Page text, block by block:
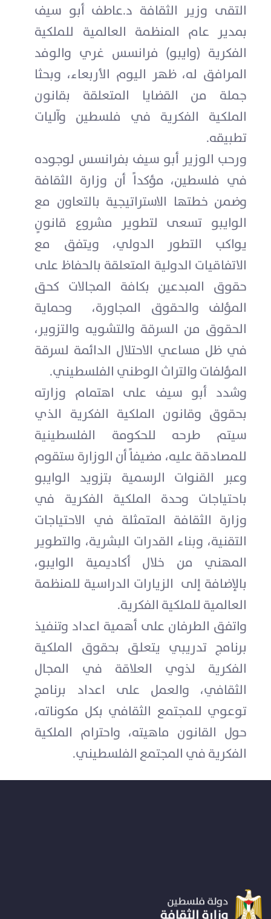
التقى وزير الثقافة د.عاطف أبو سيف
بمدير عام المنظمة العالمية للملكية
الفكرية (وايبو) فرانسس غري والوفد
المرافق له، ظهر اليوم الأربعاء، وبحثا
جملة من القضايا المتعلقة بقانون
الملكية الفكرية في فلسطين وآليات
تطبيقه.
ورحب الوزير أبو سيف بفرانسس لوجوده
في فلسطين، مؤكداً أن وزارة الثقافة
وضمن خطتها الاستراتيجية بالتعاون مع
الوايبو تسعى لتطوير مشروع قانونٍ
يواكب التطور الدولي، ويتفق مع
الاتفاقيات الدولية المتعلقة بالحفاظ على
حقوق المبدعين بكافة المجالات كحق
المؤلف والحقوق المجاورة، وحماية
الحقوق من السرقة والتشويه والتزوير،
في ظل مساعي الاحتلال الدائمة لسرقة
المؤلفات والتراث الوطني الفلسطيني.
وشدد أبو سيف على اهتمام وزارته
بحقوق وقانون الملكية الفكرية الذي
سيتم طرحه للحكومة الفلسطينية
للمصادقة عليه، مضيفاً أن الوزارة ستقوم
وعبر القنوات الرسمية بتزويد الوايبو
باحتياجات وحدة الملكية الفكرية في
وزارة الثقافة المتمثلة في الاحتياجات
التقنية، وبناء القدرات البشرية، والتطوير
المهني من خلال أكاديمية الوايبو،
بالإضافة إلى الزيارات الدراسية للمنظمة
العالمية للملكية الفكرية.
واتفق الطرفان على أهمية اعداد وتنفيذ
برنامج تدريبي يتعلق بحقوق الملكية
الفكرية لذوي العلاقة في المجال
الثقافي، والعمل على اعداد برنامج
توعوي للمجتمع الثقافي بكل مكوناته،
حول القانون ماهيته، واحترام الملكية
الفكرية في المجتمع الفلسطيني.